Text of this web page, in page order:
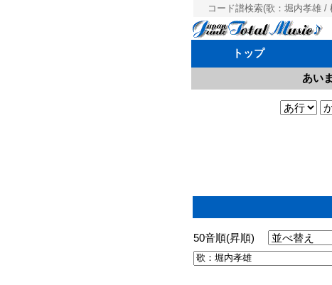
コード譜検索(歌：堀内孝雄 /
トップ
あい
50音順(昇順)